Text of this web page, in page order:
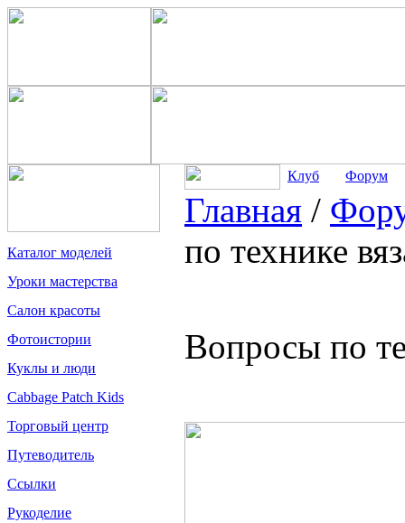
Каталог моделей
Уроки мастерства
Салон красоты
Фотоистории
Куклы и люди
Cabbage Patch Kids
Торговый центр
Путеводитель
Ссылки
Рукоделие
Клуб Форум
Главная /
по технике
Вопросы по